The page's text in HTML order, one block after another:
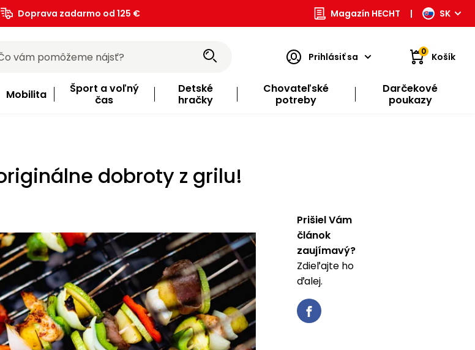
Doprava zadarmo od 125 € Magazín HECHT | SK
Prihlásiť sa 0 Košík
Mobilita
Šport a voľný
čas
Detské
hračky
Chovateľské
potreby
Darčekové
poukazy
dobroty z grilu!
Prišiel Vám
článok
zaujímavý?
Zdieľajte ho
ďalej.